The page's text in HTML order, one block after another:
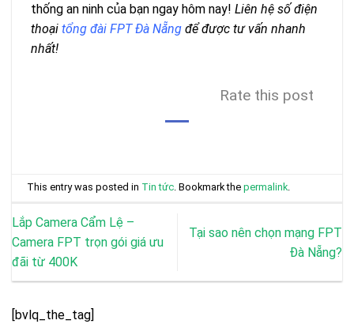
thống an ninh của bạn ngay hôm nay! Liên hệ số điện
thoại tổng đài FPT Đà Nẵng để được tư vấn nhanh
nhất!
Rate this post
This entry was posted in Tin tức. Bookmark thepermalink.
Lắp Camera Cẩm Lệ –
Camera FPT trọn gói giá ưu
đãi từ 400K
Tại sao nên chọn mạng FPT
Đà Nẵng?
[bvlq_the_tag]